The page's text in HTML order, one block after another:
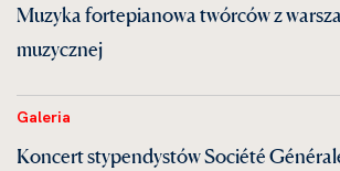
Muzyka fortepianowa twórców z
muzycznej
Galeria
Koncert stypendystów Société